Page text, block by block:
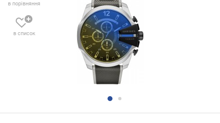
в порівняння
в список